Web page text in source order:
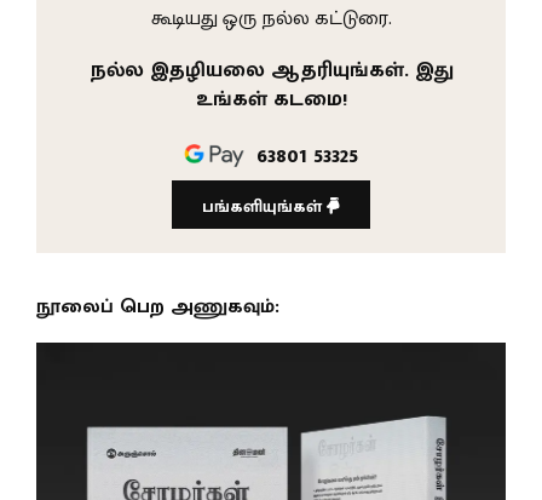
கூடியது ஒரு நல்ல கட்டுரை.
நல்ல இதழியலை ஆதரியுங்கள். இது
உங்கள் கடமை!
63801 53325
பங்களியுங்கள்
நூலைப் பெற அணுகவும்: